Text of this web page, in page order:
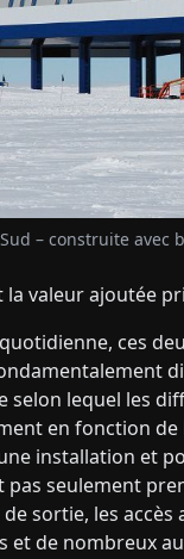
– construite avec
la valeur ajoutée
ces
lequel les
en fonction
installation et
pas seulement
sortie, les
et de nombreux